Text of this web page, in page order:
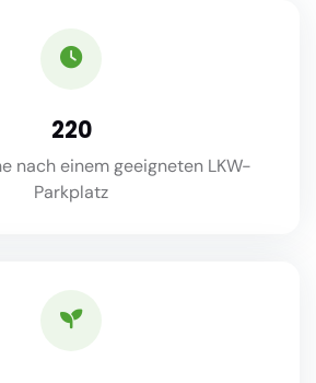
220
nach einem geeigneten LKW-
Parkplatz